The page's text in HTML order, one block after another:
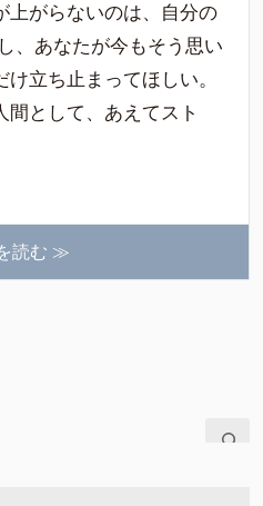
上がらないのは、自分の
、あなたが今もそう思い
立ち止まってほしい。
として、あえてスト
読む ≫